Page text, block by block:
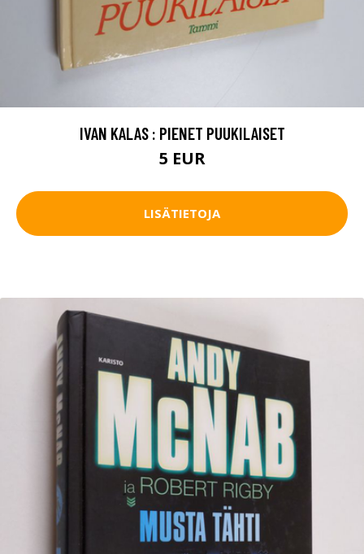
IVAN KALAS : PIENET PUUKILAISET
5 EUR
LISÄTIETOJA